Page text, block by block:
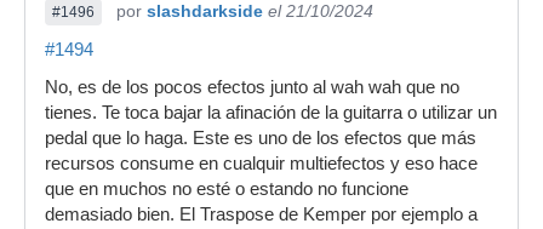
#1496 por slashdarkside el 21/10/2024
#1494
No, es de los pocos efectos junto al wah wah que no
tienes. Te toca bajar la afinación de la guitarra o utilizar un
pedal que lo haga. Este es uno de los efectos que más
recursos consume en cualquir multiefectos y eso hace
que en muchos no esté o estando no funcione
demasiado bien. El Traspose de Kemper por ejemplo a